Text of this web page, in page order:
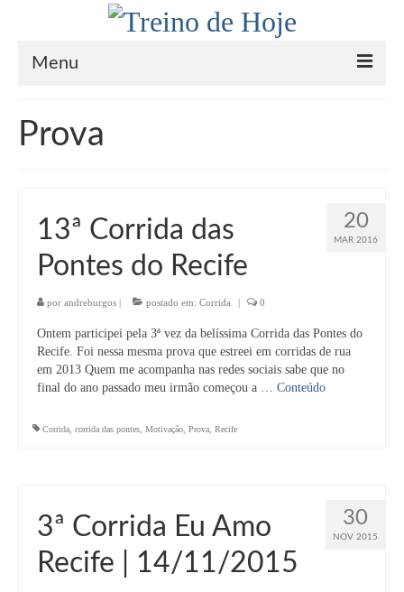
Menu
Sobre
Saúde
Receitas Paleo / Low Carb
Inspiração
Na Mídia
Contato
Prova
20
MAR 2016
13ª Corrida das
Pontes do Recife
por andreburgos | postado em: Corrida | 0
Ontem participei pela 3ª vez da belíssima Corrida das Pontes do
Recife. Foi nessa mesma prova que estreei em corridas de rua
em 2013 Quem me acompanha nas redes sociais sabe que no
final do ano passado meu irmão começou a … Conteúdo
Corrida corrida das pontes Motivação Prova Recife
30
NOV 2015
3ª Corrida Eu Amo
Recife | 14/11/2015